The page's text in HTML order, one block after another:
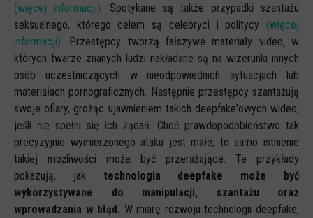
(więcej informacji) . Spotykane są także przypadki szantażu
seksualnego, którego celem są celebryci i politycy (więcej
informacji) . Przestępcy tworzą fałszywe materiały video, w
których twarze znanych ludzi nakładane są na wizerunki innych
osób uczestniczących w nieodpowiednich sytuacjach lub
materiałach pornograficznych. Następnie przestępcy szantażują
swoje ofiary, grożąc ujawnieniem takich deepfake'owych wideo,
jeśli nie spełni się ich żądań. Choć prawdopodobieństwo tak
precyzyjnie wymierzonego ataku jest małe, to samo istnienie
takiej możliwości może być przerażające. Te przykłady
pokazują, jak technologia deepfake może być
wykorzystywane do manipulacji, szantażu oraz
wprowadzania w błąd. W miarę rozwoju technologii deepfake,